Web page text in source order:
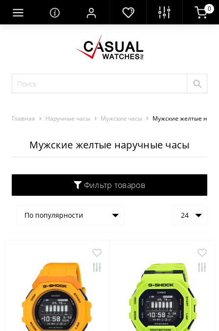
0
Главная Наручные часы Мужские часы Мужские желтые
Мужские желтые наручные часы
Фильтр товаров
По популярности 24